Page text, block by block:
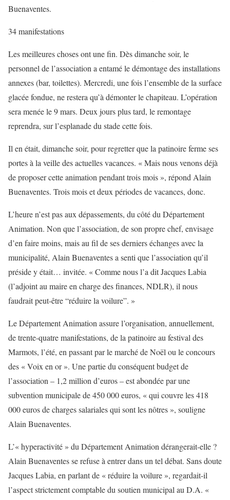
Buenaventes.
34 manifestations
Les meilleures choses ont une fin. Dès dimanche soir, le
personnel de l’association a entamé le démontage des installations
annexes (bar, toilettes). Mercredi, une fois l’ensemble de la surface
glacée fondue, ne restera qu’à démonter le chapiteau. L’opération
sera menée le 9 mars. Deux jours plus tard, le remontage
reprendra, sur l’esplanade du stade cette fois.
Il en était, dimanche soir, pour regretter que la patinoire ferme ses
portes à la veille des actuelles vacances. « Mais nous venons déjà
de proposer cette animation pendant trois mois », répond Alain
Buenaventes. Trois mois et deux périodes de vacances, donc.
L’heure n’est pas aux dépassements, du côté du Département
Animation. Non que l’association, de son propre chef, envisage
d’en faire moins, mais au fil de ses derniers échanges avec la
municipalité, Alain Buenaventes a senti que l’association qu’il
préside y était… invitée. « Comme nous l’a dit Jacques Labia
(l’adjoint au maire en charge des finances, NDLR), il nous
faudrait peut-être “réduire la voilure”. »
Le Département Animation assure l’organisation, annuellement,
de trente-quatre manifestations, de la patinoire au festival des
Marmots, l’été, en passant par le marché de Noël ou le concours
des « Voix en or ». Une partie du conséquent budget de
l’association – 1,2 million d’euros – est abondée par une
subvention municipale de 450 000 euros, « qui couvre les 418
000 euros de charges salariales qui sont les nôtres », souligne
Alain Buenaventes.
L’« hyperactivité » du Département Animation dérangerait-elle ?
Alain Buenaventes se refuse à entrer dans un tel débat. Sans doute
Jacques Labia, en parlant de « réduire la voilure », regardait-il
l’aspect strictement comptable du soutien municipal au D.A. «